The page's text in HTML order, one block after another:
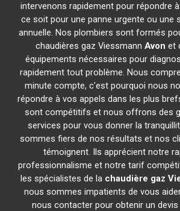
intervenons rapidement pour répondre
ce soit pour une panne urgente ou une
annuelle. Nos plombiers sont formés
chaudières gaz Viessmann Avon et
équipements nécessaires pour
rapidement tout problème. Nous
minute compte, c'est pourquoi nous
répondre à vos appels dans les plus
sont compétitifs et nous offrons des
services pour vous donner la
sommes fiers de nos résultats et nos
témoignent. Ils apprécient notre
professionnalisme et notre tarif
les spécialistes de la chaudière gaz
nous sommes impatients de vous
nous contacter pour obtenir un